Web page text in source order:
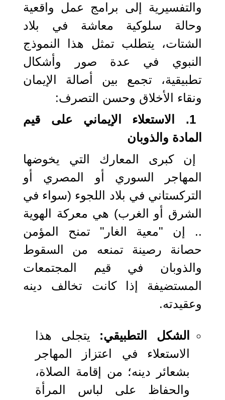
والتفسيرية إلى برامج عمل واقعية
وحالة سلوكية معاشة في بلاد
الشتات، يتطلب تمثل هذا النموذج
النبوي في عدة صور وأشكال
تطبيقية، تجمع بين أصالة الإيمان
ونقاء الأخلاق وحسن التصرف:
1. الاستعلاء الإيماني على قيم
المادة والذوبان
إن كبرى المعارك التي يخوضها
المهاجر السوري أو المصري أو
التركستاني في بلاد اللجوء (سواء في
الشرق أو الغرب) هي معركة الهوية
.. إن "معية الغار" تمنح المؤمن
حصانة رصينة تمنعه من السقوط
والذوبان في قيم المجتمعات
المستضيفة إذا كانت تخالف دينه
وعقيدته.
الشكل التطبيقي: يتجلى هذا
الاستعلاء في اعتزاز المهاجر
بشعائر دينه؛ من إقامة الصلاة،
والحفاظ على لباس المرأة